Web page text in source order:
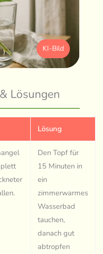
KI-Bild
Lösungen
Lösung
Den Topf für
15 Minuten in
ein
zimmerwarmes
Wasserbad
tauchen,
danach gut
abtropfen